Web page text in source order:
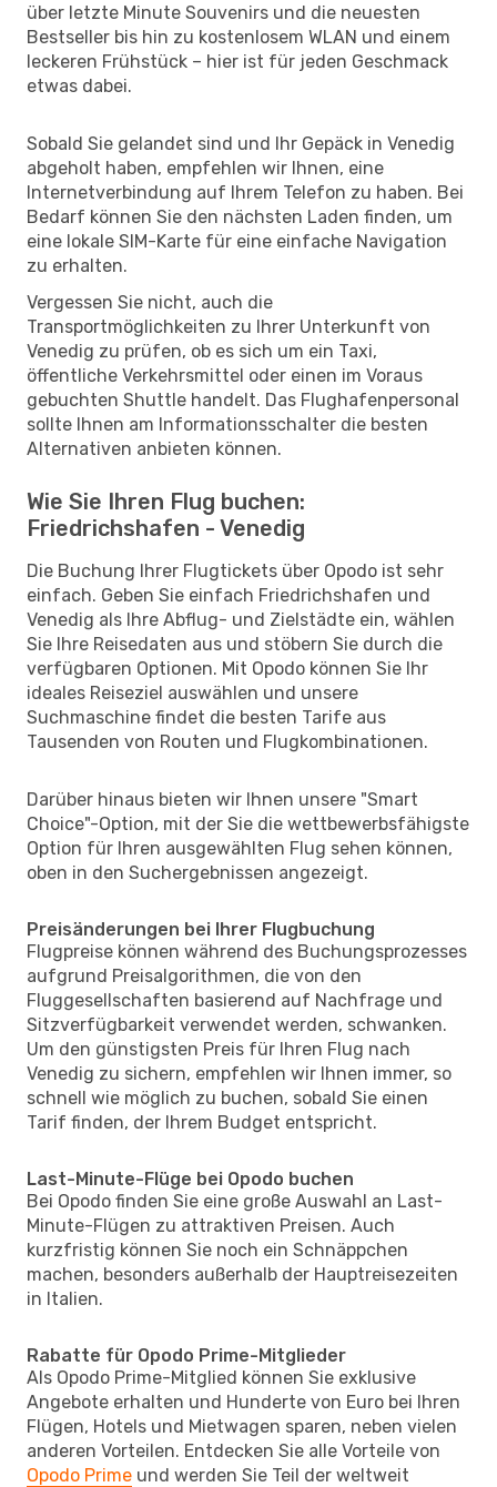
über letzte Minute Souvenirs und die neuesten
Bestseller bis hin zu kostenlosem WLAN und einem
leckeren Frühstück – hier ist für jeden Geschmack
etwas dabei.
Sobald Sie gelandet sind und Ihr Gepäck in Venedig
abgeholt haben, empfehlen wir Ihnen, eine
Internetverbindung auf Ihrem Telefon zu haben. Bei
Bedarf können Sie den nächsten Laden finden, um
eine lokale SIM-Karte für eine einfache Navigation
zu erhalten.
Vergessen Sie nicht, auch die
Transportmöglichkeiten zu Ihrer Unterkunft von
Venedig zu prüfen, ob es sich um ein Taxi,
öffentliche Verkehrsmittel oder einen im Voraus
gebuchten Shuttle handelt. Das Flughafenpersonal
sollte Ihnen am Informationsschalter die besten
Alternativen anbieten können.
Wie Sie Ihren Flug buchen:
Friedrichshafen - Venedig
Die Buchung Ihrer Flugtickets über Opodo ist sehr
einfach. Geben Sie einfach Friedrichshafen und
Venedig als Ihre Abflug- und Zielstädte ein, wählen
Sie Ihre Reisedaten aus und stöbern Sie durch die
verfügbaren Optionen. Mit Opodo können Sie Ihr
ideales Reiseziel auswählen und unsere
Suchmaschine findet die besten Tarife aus
Tausenden von Routen und Flugkombinationen.
Darüber hinaus bieten wir Ihnen unsere "Smart
Choice"-Option, mit der Sie die wettbewerbsfähigste
Option für Ihren ausgewählten Flug sehen können,
oben in den Suchergebnissen angezeigt.
Preisänderungen bei Ihrer Flugbuchung
Flugpreise können während des Buchungsprozesses
aufgrund Preisalgorithmen, die von den
Fluggesellschaften basierend auf Nachfrage und
Sitzverfügbarkeit verwendet werden, schwanken.
Um den günstigsten Preis für Ihren Flug nach
Venedig zu sichern, empfehlen wir Ihnen immer, so
schnell wie möglich zu buchen, sobald Sie einen
Tarif finden, der Ihrem Budget entspricht.
Last-Minute-Flüge bei Opodo buchen
Bei Opodo finden Sie eine große Auswahl an Last-
Minute-Flügen zu attraktiven Preisen. Auch
kurzfristig können Sie noch ein Schnäppchen
machen, besonders außerhalb der Hauptreisezeiten
in Italien.
Rabatte für Opodo Prime-Mitglieder
Als Opodo Prime-Mitglied können Sie exklusive
Angebote erhalten und Hunderte von Euro bei Ihren
Flügen, Hotels und Mietwagen sparen, neben vielen
anderen Vorteilen. Entdecken Sie alle Vorteile von
Opodo Prime und werden Sie Teil der weltweit